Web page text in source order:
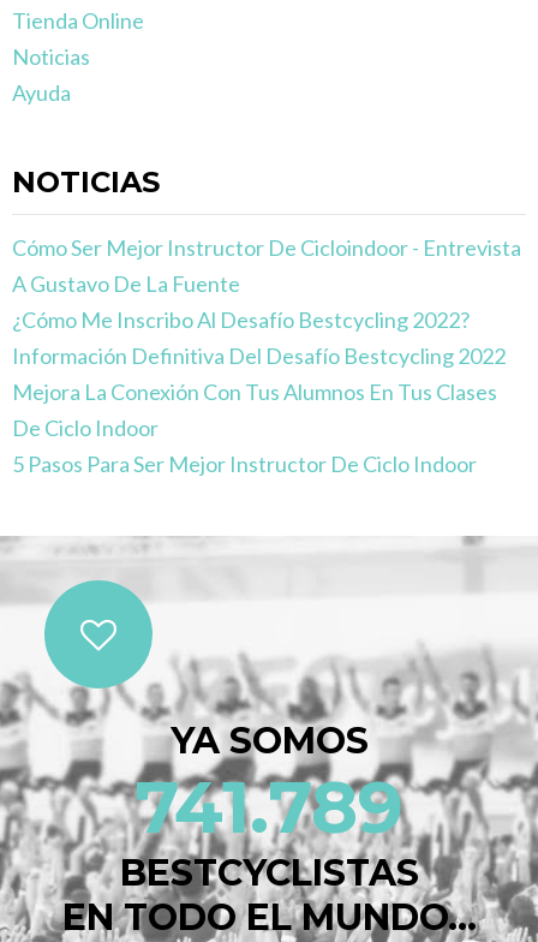
Tienda Online
Noticias
Ayuda
NOTICIAS
Cómo Ser Mejor Instructor De Cicloindoor - Entrevista
A Gustavo De La Fuente
¿Cómo Me Inscribo Al Desafío Bestcycling 2022?
Información Definitiva Del Desafío Bestcycling 2022
Mejora La Conexión Con Tus Alumnos En Tus Clases
De Ciclo Indoor
5 Pasos Para Ser Mejor Instructor De Ciclo Indoor
YA SOMOS
741.789
BESTCYCLISTAS
EN TODO EL MUNDO...